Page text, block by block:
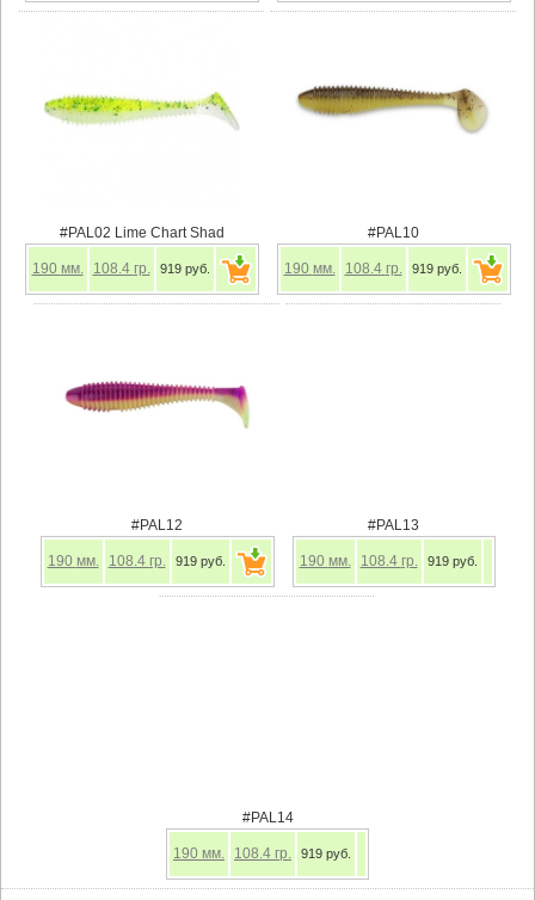
#PAL02 Lime Chart Shad
190 мм. 108.4 гр. 919 руб.
#PAL10
190 мм. 108.4 гр. 919 руб.
#PAL12
190 мм. 108.4 гр. 919 руб.
#PAL13
190 мм. 108.4 гр. 919 руб.
#PAL14
190 мм. 108.4 гр. 919 руб.